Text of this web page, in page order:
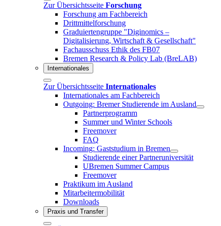
Zur Übersichtsseite Forschung
Forschung am Fachbereich
Drittmittelforschung
Graduiertengruppe "Diginomics –
Digitalisierung, Wirtschaft & Gesellschaft"
Fachausschuss Ethik des FB07
Bremen Research & Policy Lab (BreLAB)
Internationales
Zur Übersichtsseite Internationales
Internationales am Fachbereich
Outgoing: Bremer Studierende im Ausland
Partnerprogramm
Summer und Winter Schools
Freemover
FAQ
Incoming: Gaststudium in Bremen
Studierende einer Partneruniversität
UBremen Summer Campus
Freemover
Praktikum im Ausland
Mitarbeitermobilität
Downloads
Praxis und Transfer